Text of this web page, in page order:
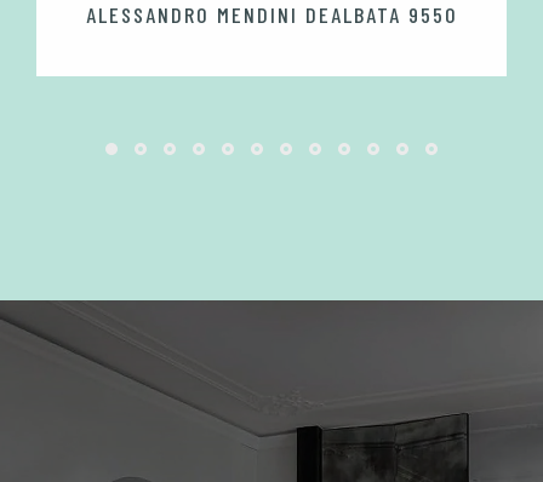
ALESSANDRO MENDINI DEALBATA 9550